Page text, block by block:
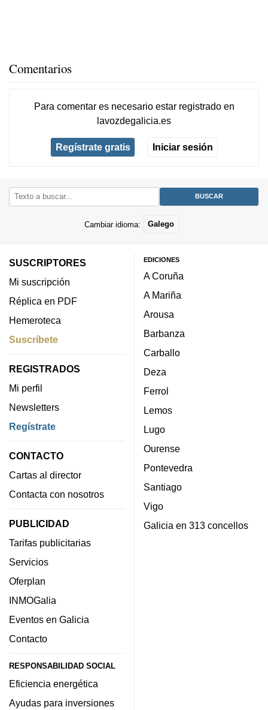
Comentarios
Para comentar es necesario estar registradoen
lavozdegalicia.es
Regístrate gratis Iniciar sesión
Cambiar idioma: Galego
SUSCRIPTORES
Mi suscripción
Réplica en PDF
Hemeroteca
Suscríbete
REGISTRADOS
Mi perfil
Newsletters
Regístrate
CONTACTO
Cartas al director
Contacta con nosotros
PUBLICIDAD
Tarifas publicitarias
Servicios
Oferplan
INMOGalia
Eventos en Galicia
Contacto
RESPONSABILIDAD SOCIAL
Eficiencia energética
Ayudas para inversiones
EDICIONES
A Coruña
A Mariña
Arousa
Barbanza
Carballo
Deza
Ferrol
Lemos
Lugo
Ourense
Pontevedra
Santiago
Vigo
Galicia en 313 concellos